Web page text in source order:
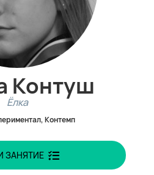
Контуш
Ёлка
Контемп
ЗАНЯТИЕ